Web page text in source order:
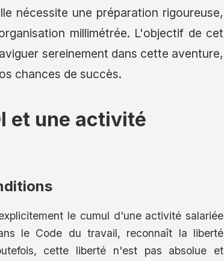
nécessite une préparation rigoureuse,
millimétrée. L'objectif de cet
sereinement dans cette aventure,
chances de succès.
et une activité
le cumul d'une activité salariée
le Code du travail, reconnaît la liberté
cette liberté n'est pas absolue et